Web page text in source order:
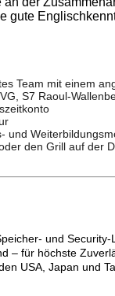
gute
Team mit einem
S7 Raoul-
und
den Grill auf der
und
– für höchste
USA, Japan und